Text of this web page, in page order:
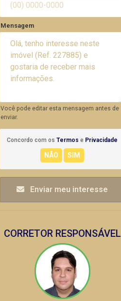
Mensagem
Você pode editar esta mensagem antes de
enviar.
Concordo com os Termos e Privacidade
Enviar meu interesse
CORRETOR RESPONSÁVEL